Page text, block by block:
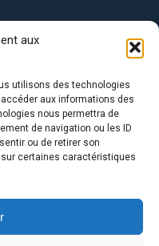
aux
utilisons des technologies
aux informations des
nous permettra de
de navigation ou les ID
ou de retirer son
certaines caractéristiques